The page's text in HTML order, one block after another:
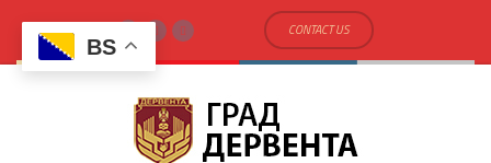
CONTACT US
BS